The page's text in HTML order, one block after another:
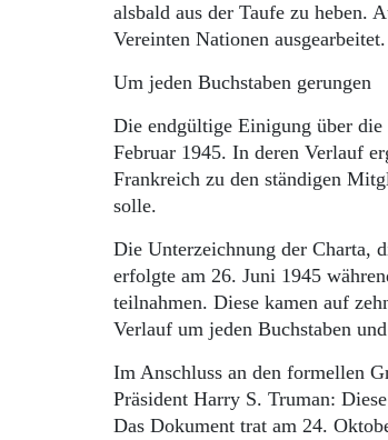
alsbald aus der Taufe zu heben.
Vereinten Nationen ausgearbeitet.
Um jeden Buchstaben gerungen
Die endgültige Einigung über
Februar 1945. In deren Verlauf
Frankreich zu den ständigen
solle.
Die Unterzeichnung der Charta,
erfolgte am 26. Juni 1945
teilnahmen. Diese kamen auf
Verlauf um jeden Buchstaben
Im Anschluss an den formellen
Präsident Harry S. Truman:
Das Dokument trat am 24.